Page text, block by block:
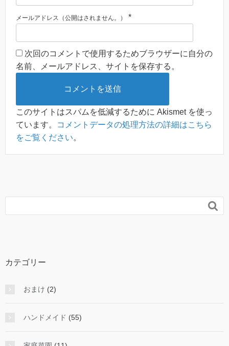
メールアドレス（公開はされません。） *
次回のコメントで使用するためブラウザーに自分の
名前、メールアドレス、サイトを保存する。
このサイトはスパムを低減するために Akismet を使っ
ています。
コメントデータの処理方法の詳細はこちら
をご覧ください。

カテゴリー
おまけ (2)
ハンドメイド (55)